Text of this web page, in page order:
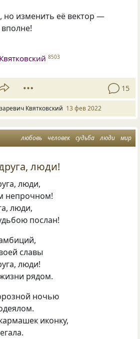
но изменить её вектор —
8503
15
Квятковский 13 фев 2022
любовь человек судьба люди мир
люди!
люди,
непрочном!
люди,
послан!
славы
люди!
рядом.
ночью
иконку,